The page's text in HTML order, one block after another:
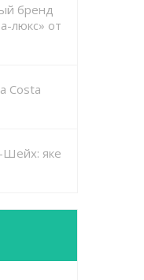
бренд
люкс» от
Costa
яке